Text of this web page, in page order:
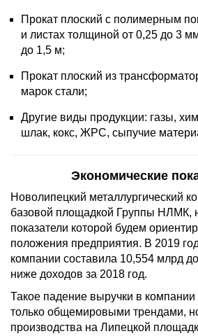
Прокат плоский с полимерным
и листах толщиной от 0,25 до 3
до 1,5 м;
Прокат плоский из
марок стали;
Другие виды продукции: газы,
шлак, кокс, ЖРС, сыпучие
Экономические
Новолипецкий металлургический
базовой площадкой Группы НЛМК,
показатели которой будем
положения предприятия. В 2019
компании составила 10,554 млрд
ниже доходов за 2018 год.
Такое падение выручки в
только общемировыми трендами,
производства на Липецкой